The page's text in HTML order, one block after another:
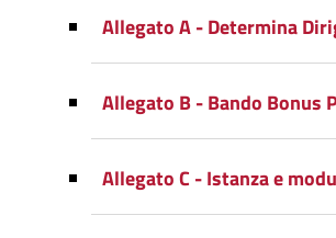
Allegato A - Determina
Allegato B - Bando Bonus
Allegato C - Istanza e